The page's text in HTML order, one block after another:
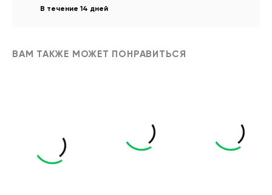
В течение 14 дней
ВАМ ТАКЖЕ МОЖЕТ ПОНРАВИТЬСЯ